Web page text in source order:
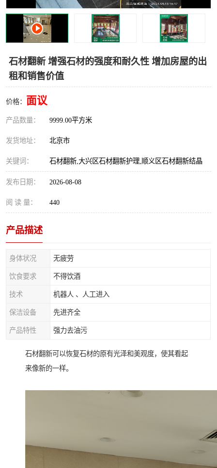
石材翻新 增强石材的强度和耐久性 增加房屋的出
租和销售价值
价格： 面议
产品数量： 9999.00平方米
发货地址： 北京市
关键词： 石材翻新,大兴区石材翻新护理,顺义区石材翻新结晶
发布日期： 2026-08-08
阅 读 量： 440
产品描述
身体状况 无疲劳
饮食要求 不得饮酒
技术 机器人 、人工进入
保洁设备 先进齐全
产品特性 强力去油污
石材翻新可以恢复石材的原有光泽和美观度，使其看起
来像新的一样。